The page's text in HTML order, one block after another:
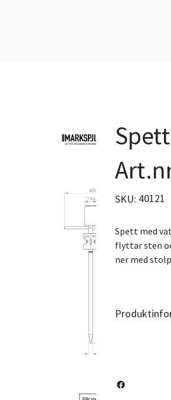
SKU:
SKU
40121
40121
Spett med
flyttar sten
ner med